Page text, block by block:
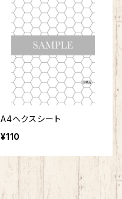
A4へクスシート
¥110